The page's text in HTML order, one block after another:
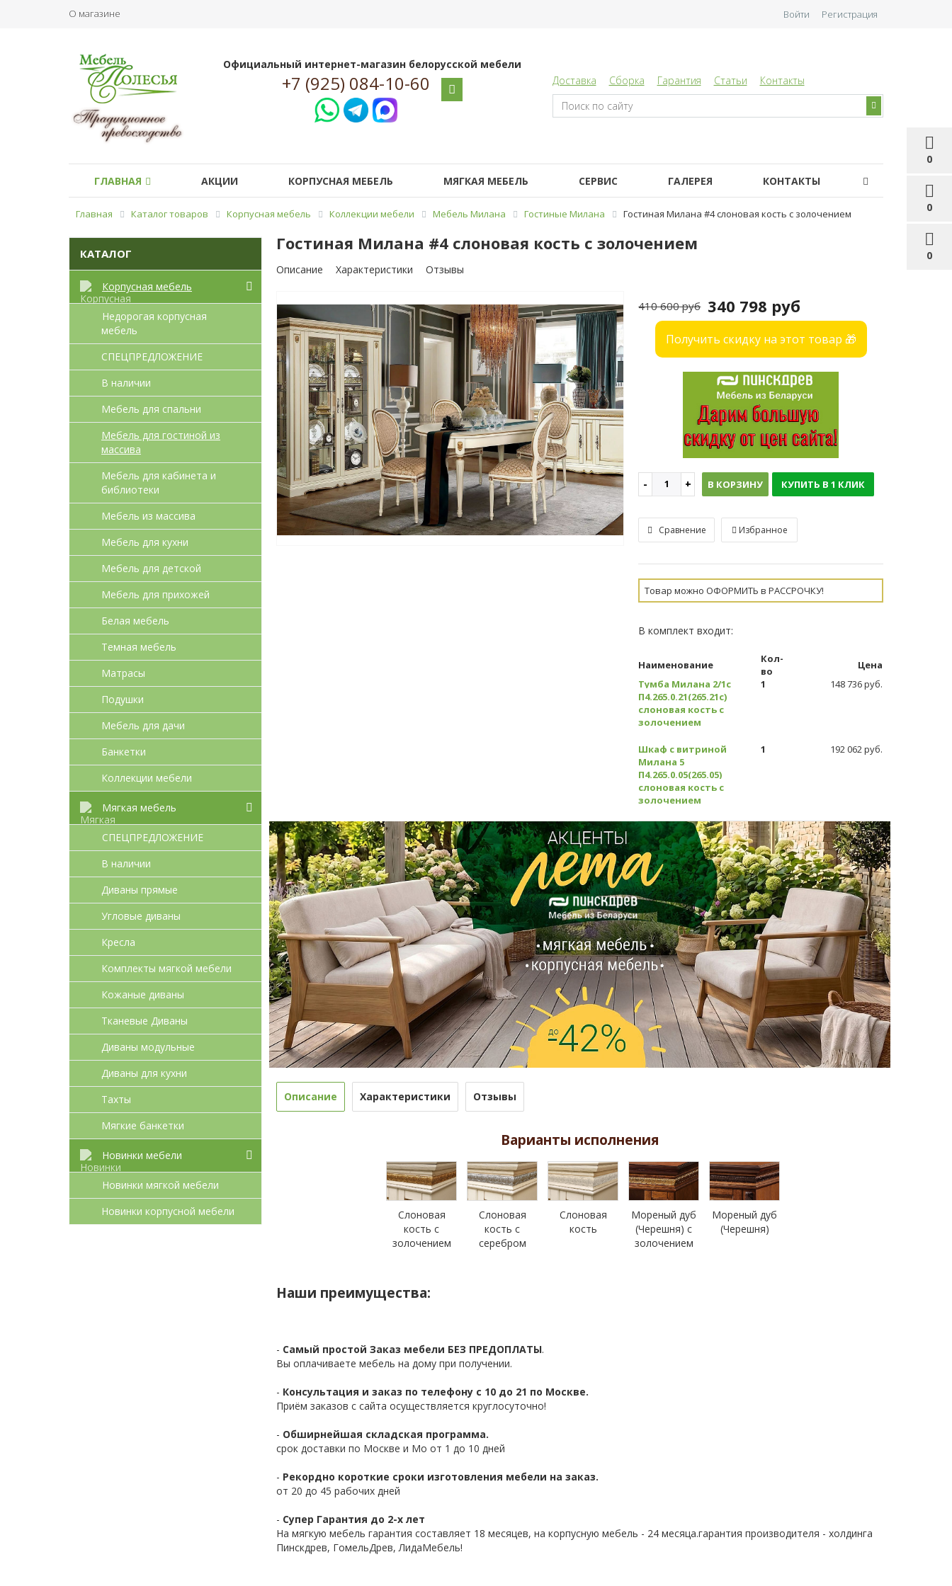
О магазине
0
0
0
Войти Регистрация
Официальный интернет-магазин белорусской мебели
+7 (925) 084-10-60 Доставка Сборка Гарантия Статьи Контакты
ГЛАВНАЯ АКЦИИ КОРПУСНАЯ МЕБЕЛЬ МЯГКАЯ МЕБЕЛЬ СЕРВИС ГАЛЕРЕЯ КОНТАКТЫ
Главная Каталог товаров Корпусная мебель Коллекции мебели Мебель Милана Гостиные Милана Гостиная Милана #4 слоновая кость с золочением
КАТАЛОГ
Корпусная мебель
Недорогая корпусная
мебель
СПЕЦПРЕДЛОЖЕНИЕ
В наличии
Мебель для спальни
Мебель для гостиной из
массива
Мебель для кабинета и
библиотеки
Мебель из массива
Мебель для кухни
Мебель для детcкой
Мебель для прихожей
Белая мебель
Темная мебель
Матрасы
Подушки
Мебель для дачи
Банкетки
Коллекции мебели
Мягкая мебель
СПЕЦПРЕДЛОЖЕНИЕ
В наличии
Диваны прямые
Угловые диваны
Кресла
Комплекты мягкой мебели
Кожаные диваны
Тканевые Диваны
Диваны модульные
Диваны для кухни
Тахты
Мягкие банкетки
Новинки мебели
Новинки мягкой мебели
Новинки корпусной мебели
Гостиная Милана #4 слоновая кость с золочением
Описание Характеристики Отзывы
340 798 руб
410 600 руб
Получить скидку на этот товар 🎁
В КОРЗИНУ КУПИТЬ В 1 КЛИК
Сравнение Избранное
Товар можно ОФОРМИТЬ в РАССРОЧКУ!
В комплект входит:
Наименование
Кол-
во
Цена
Тумба Милана 2/1с
П4.265.0.21(265.21с)
слоновая кость с
золочением
1 148 736 руб.
Шкаф с витриной
Милана 5
П4.265.0.05(265.05)
слоновая кость с
золочением
1 192 062 руб.
Описание Характеристики Отзывы
Варианты исполнения
Слоновая
кость с
золочением
Слоновая
кость с
серебром
Слоновая
кость
Мореный дуб
(Черешня) с
золочением
Мореный дуб
(Черешня)
Наши преимущества:
- Самый простой Заказ мебели БЕЗ ПРЕДОПЛАТЫ.
Вы оплачиваете мебель на дому при получении.
- Консультация и заказ по телефону с 10 до 21 по Москве.
Приём заказов с сайта осуществляется круглосуточно!
- Обширнейшая складская программа.
срок доставки по Москве и Мо от 1 до 10 дней
- Рекордно короткие сроки изготовления мебели на заказ.
от 20 до 45 рабочих дней
- Супер Гарантия до 2-х лет
На мягкую мебель гарантия составляет 18 месяцев, на корпусную мебель - 24 месяца.гарантия производителя - холдинга
Пинскдрев, ГомельДрев, ЛидаМебель!